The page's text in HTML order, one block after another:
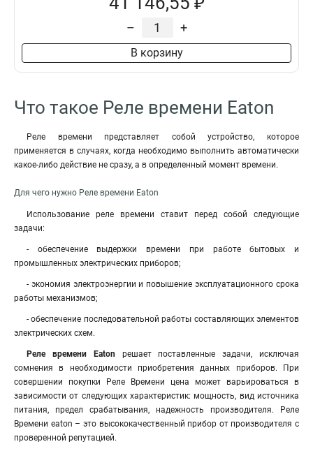
– +
В корзину
Что такое Реле времени Eaton
Реле времени представляет собой устройство, которое
применяется в случаях, когда необходимо выполнить автоматически
какое-либо действие не сразу, а в определенный момент времени.
Для чего нужно Реле времени Eaton
Использование реле времени ставит перед собой следующие
задачи:
- обеспечение выдержки времени при работе бытовых и
промышленных электрических приборов;
- экономия электроэнергии и повышение эксплуатационного срока
работы механизмов;
- обеспечение последовательной работы составляющих элементов
электрических схем.
Реле времени Eaton решает поставленные задачи, исключая
сомнения в необходимости приобретения данных приборов. При
совершении покупки Реле Времени цена может варьироваться в
зависимости от следующих характеристик: мощность, вид источника
питания, предел срабатывания, надежность производителя. Реле
Времени eaton – это высококачественный прибор от производителя с
проверенной репутацией.